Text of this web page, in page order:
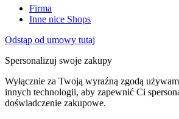
Firma
Inne nice Shops
Odstąp od umowy tutaj
Spersonalizuj swoje zakupy
Wyłącznie za Twoją wyraźną zgodą
innych technologii, aby zapewnić Ci
doświadczenie zakupowe.